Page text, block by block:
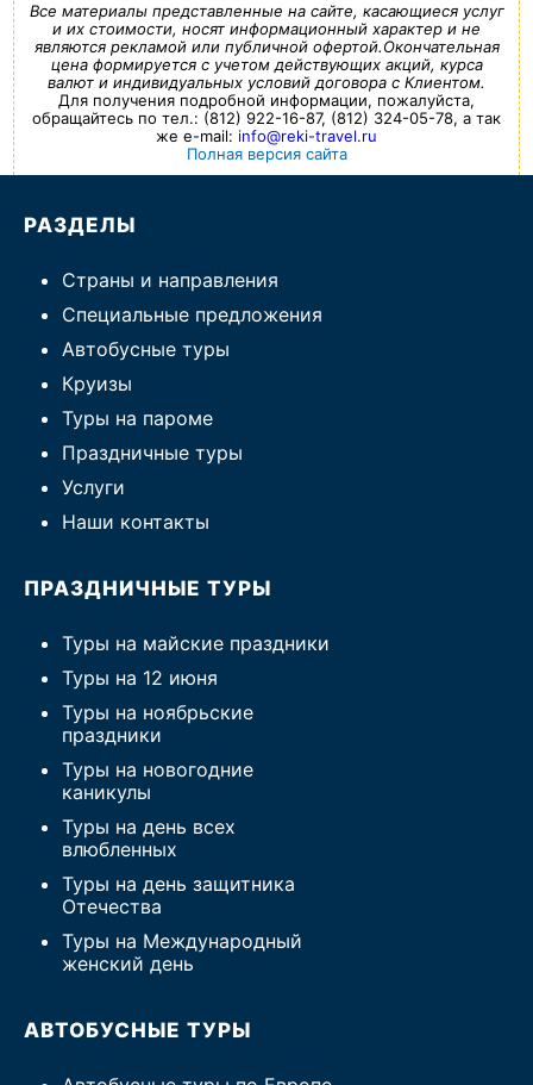
Все материалы представленные на сайте, касающиеся услуг
и их стоимости, носят информационный характер и не
являются рекламой или публичной офертой.Окончательная
цена формируется с учетом действующих акций, курса
валют и индивидуальных условий договора с Клиентом.
Для получения подробной информации, пожалуйста,
обращайтесь по тел.: (812) 922-16-87, (812) 324-05-78, а так
же e-mail: info@reki-travel.ru
Полная версия сайта
РАЗДЕЛЫ
Страны и направления
Специальные предложения
Автобусные туры
Круизы
Туры на пароме
Праздничные туры
Услуги
Наши контакты
ПРАЗДНИЧНЫЕ ТУРЫ
Туры на майские праздники
Туры на 12 июня
Туры на ноябрьские
праздники
Туры на новогодние
каникулы
Туры на день всех
влюбленных
Туры на день защитника
Отечества
Туры на Международный
женский день
АВТОБУСНЫЕ ТУРЫ